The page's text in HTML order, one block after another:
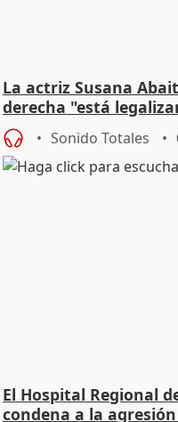
La actriz Susana
derecha "está
Sonido Totales
El Hospital Regional
condena a la